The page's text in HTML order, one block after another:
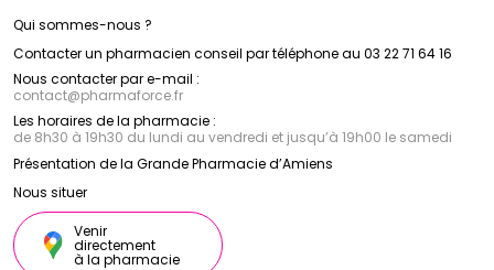
Qui sommes-nous ?
Contacter un pharmacien conseil par téléphone au 03 22 71 64 16
Nous contacter par e-mail :
contact@pharmaforce.fr
Les horaires de la pharmacie :
de 8h30 à 19h30 du lundi au vendredi et jusqu’à 19h00 le samedi
Présentation de la Grande Pharmacie d’Amiens
Nous situer
Venir
directement
à la pharmacie